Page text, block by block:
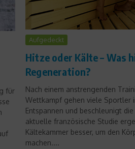
für
Aufgedeckt
Hitze oder Kälte – Was
Regeneration?
Nach einem anstrengenden
Wettkampf gehen viele Sportler
Entspannen und beschleunigt
aktuelle französische Studie
Kältekammer besser, um den
machen....